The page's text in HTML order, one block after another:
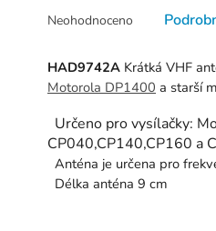
hodnocení
je
0,0
hvězdiček.
Neohodnoceno
HAD9742A Krátká VHF
Motorola DP1400 a starší
Určeno pro vysílačky:
CP040,CP140,CP160 a
Anténa je určena pro
Délka anténa 9 cm